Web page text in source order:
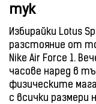
тук
Избирайки Lotus
разстояние от
Nike Air Force 1.
часове наред в
физическите
с всички размери